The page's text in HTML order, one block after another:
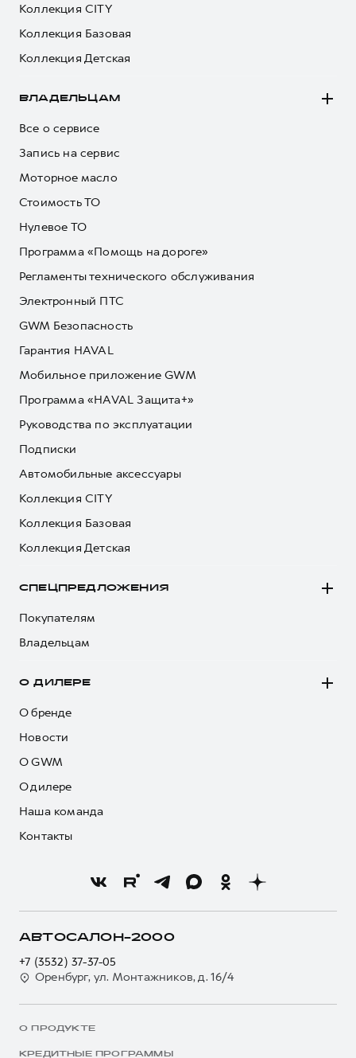
Коллекция CITY
Коллекция Базовая
Коллекция Детская
ВЛАДЕЛЬЦАМ
Все о сервисе
Запись на сервис
Моторное масло
Стоимость ТО
Нулевое ТО
Программа «Помощь на дороге»
Регламенты технического обслуживания
Электронный ПТС
GWM Безопасность
Гарантия HAVAL
Мобильное приложение GWM
Программа «HAVAL Защита+»
Руководства по эксплуатации
Подписки
Автомобильные аксессуары
Коллекция CITY
Коллекция Базовая
Коллекция Детская
СПЕЦПРЕДЛОЖЕНИЯ
Покупателям
Владельцам
О ДИЛЕРЕ
О бренде
Новости
О GWM
О дилере
Наша команда
Контакты
АВТОСАЛОН-2000
+7 (3532) 37-37-05
Оренбург, ул. Монтажников, д. 16/4
О ПРОДУКТЕ
КРЕДИТНЫЕ ПРОГРАММЫ